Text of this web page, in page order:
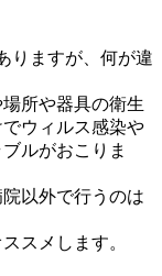
りますが、何が違
所や器具の衛生
ウィルス感染や
ルがおこりま
以外で行うのは
スメします。